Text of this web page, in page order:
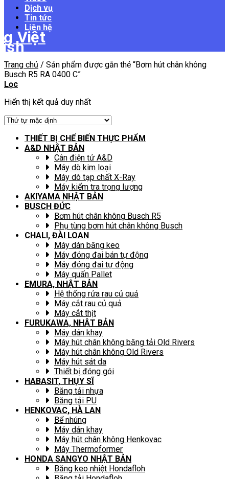
Dịch vụ
Tin tức
Liên hệ
Trang chủ / Sản phẩm được gắn thẻ “Bơm hút chân không
Busch R5 RA 0400 C”
Lọc
Hiển thị kết quả duy nhất
THIẾT BỊ CHẾ BIẾN THỰC PHẨM
A&D NHẬT BẢN
Cân điện tử A&D
Máy dò kim loại
Máy dò tạp chất X-Ray
Máy kiểm tra trọng lượng
AKIYAMA NHẬT BẢN
BUSCH ĐỨC
Bơm hút chân không Busch R5
Phụ tùng bơm hút chân không Busch
CHALI, ĐÀI LOAN
Máy dán băng keo
Máy đóng đai bán tự động
Máy đóng đai tự động
Máy quấn Pallet
EMURA, NHẬT BẢN
Hệ thống rửa rau củ quả
Máy cắt rau củ quả
Máy cắt thịt
FURUKAWA, NHẬT BẢN
Máy dán khay
Máy hút chân không băng tải Old Rivers
Máy hút chân không Old Rivers
Máy hút sát da
Thiết bị đóng gói
HABASIT, THỤY SĨ
Băng tải nhựa
Băng tải PU
HENKOVAC, HÀ LAN
Bể nhúng
Máy dán khay
Máy hút chân không Henkovac
Máy Thermoformer
HONDA SANGYO NHẬT BẢN
Băng keo nhiệt Hondafloh